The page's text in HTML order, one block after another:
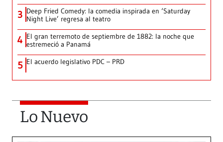
3 Deep Fried Comedy: la comedia inspirada en ‘Saturday
Night Live’ regresa al teatro
4 El gran terremoto de septiembre de 1882: la noche que
estremeció a Panamá
5 El acuerdo legislativo PDC – PRD
Lo Nuevo